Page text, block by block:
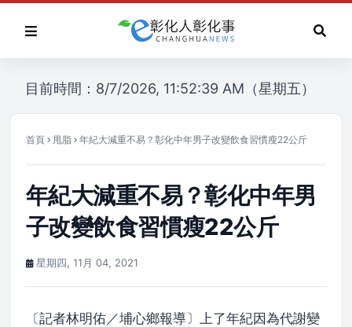
目前時間：8/7/2026, 11:52:39 AM（星期五）
首頁 甩脂 年紀大減重不易？彰化中年男子改變飲食習慣瘦22公斤
年紀大減重不易？彰化中年男
子改變飲食習慣瘦22公斤
星期四, 11月 04, 2021
〔記者林明佑／埔心鄉報導〕上了年紀因為代謝變